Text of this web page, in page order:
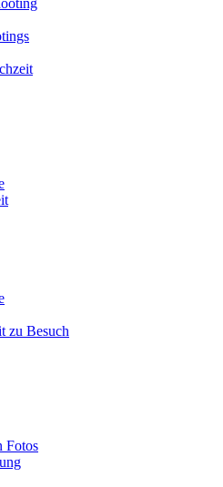
zu Besuch
Fotos